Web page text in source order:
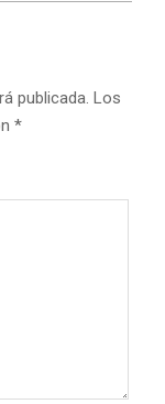
publicada. Los
*